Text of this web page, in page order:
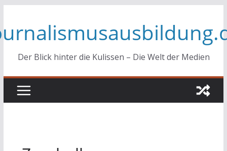
springen
Der Blick hinter die Kulissen – Die Welt der Medien